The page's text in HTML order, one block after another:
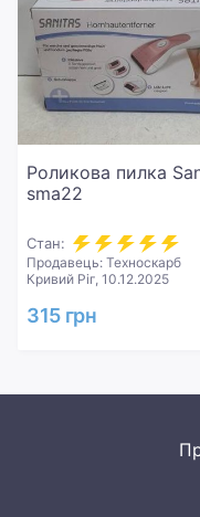
Роликова пилка
sma22
Стан:
Продавець: Техноскарб
Кривий Ріг, 10.12.2025
315 грн